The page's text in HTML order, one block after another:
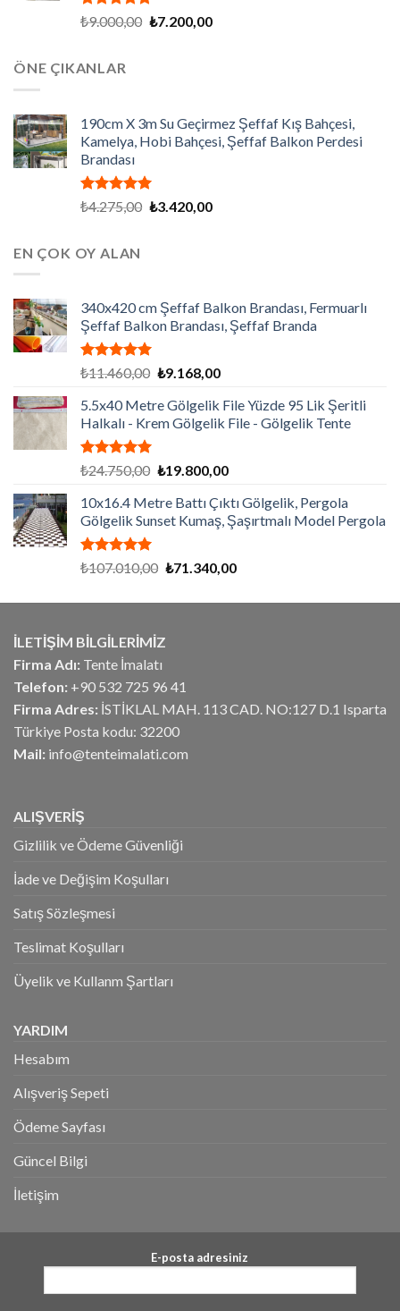
5 üzerinden
oy
₺9.000,00 Orijinal
₺7.200,00Şu
ÖNE ÇIKANLAR
190cm X 3m Su Geçirmez Şeffaf Kış Bahçesi,
Kamelya, Hobi Bahçesi, Şeffaf Balkon Perdesi
Brandası
5 üzerinden
oy
₺4.275,00 Orijinal
₺3.420,00Şu
EN ÇOK OY ALAN
340x420 cm Şeffaf Balkon Brandası, Fermuarlı
Şeffaf Balkon Brandası, Şeffaf Branda
5 üzerinden
aldı
₺11.460,00 Orijinal
₺11.460,00.
₺9.168,00Şu
fiyat:
₺9.168,00.
5.5x40 Metre Gölgelik File Yüzde 95 Lik Şeritli
Halkalı - Krem Gölgelik File - Gölgelik Tente
5 üzerinden
aldı
₺24.750,00 Orijinal
₺24.750,00.
₺19.800,00Şu
fiyat:
₺19.800,00.
10x16.4 Metre Battı Çıktı Gölgelik, Pergola
Gölgelik Sunset Kumaş, Şaşırtmalı Model Pergola
5 üzerinden
₺107.010,00 Orijinal
₺107.010,00.
₺71.340,00Şu
fiyat:
İLETİŞİM BİLGİLERİMİZ
Firma Adı: Tente İmalatı
Telefon: +90 532 725 96 41
Firma Adres: İSTİKLAL MAH. 113 CAD. NO:127 D.1 Isparta
Türkiye Posta kodu: 32200
Mail: info@tenteimalati.com
ALIŞVERİŞ
Gizlilik ve Ödeme Güvenliği
İade ve Değişim Koşulları
Satış Sözleşmesi
Teslimat Koşulları
Üyelik ve Kullanm Şartları
YARDIM
Hesabım
Alışveriş Sepeti
Ödeme Sayfası
Güncel Bilgi
İletişim
E-posta adresiniz